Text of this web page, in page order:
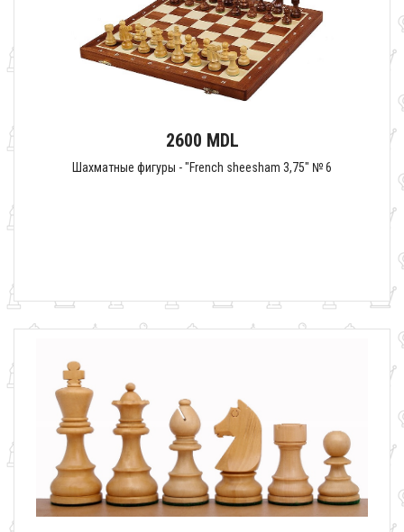
2600 MDL
Шахматные фигуры - "French sheesham 3,75" № 6